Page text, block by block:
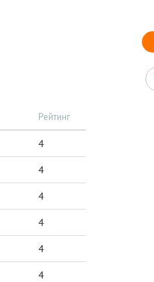
Рейтинг
4
4
4
4
4
4